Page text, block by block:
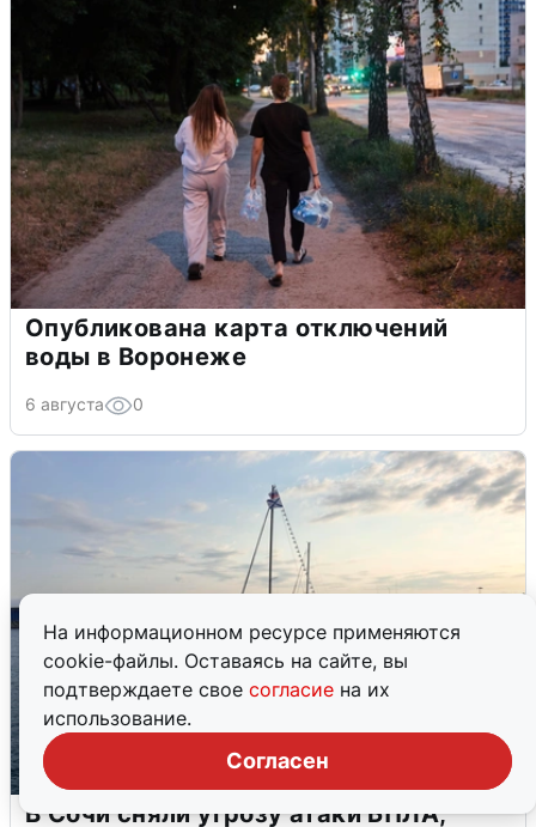
На информационном ресурсе применяются
cookie-файлы. Оставаясь на сайте, вы
подтверждаете свое согласие на их
использование.
Согласен
Опубликована карта отключений
воды в Воронеже
6 августа 0
В Сочи сняли угрозу атаки БПЛА,